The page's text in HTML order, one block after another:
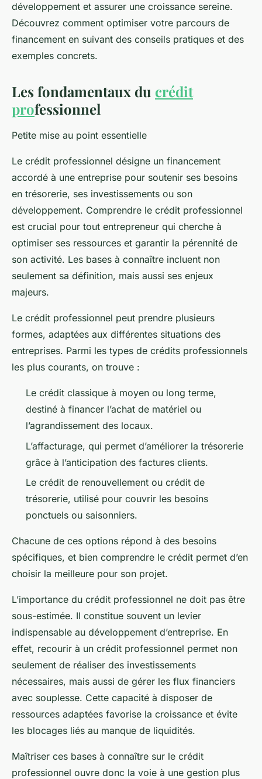
développement et assurer une croissance sereine.
Découvrez comment optimiser votre parcours de
financement en suivant des conseils pratiques et des
exemples concrets.
Les fondamentaux du crédit
professionnel
Petite mise au point essentielle
Le crédit professionnel désigne un financement
accordé à une entreprise pour soutenir ses besoins
en trésorerie, ses investissements ou son
développement. Comprendre le crédit professionnel
est crucial pour tout entrepreneur qui cherche à
optimiser ses ressources et garantir la pérennité de
son activité. Les bases à connaître incluent non
seulement sa définition, mais aussi ses enjeux
majeurs.
Le crédit professionnel peut prendre plusieurs
formes, adaptées aux différentes situations des
entreprises. Parmi les types de crédits professionnels
les plus courants, on trouve :
Le crédit classique à moyen ou long terme,
destiné à financer l’achat de matériel ou
l’agrandissement des locaux.
L’affacturage, qui permet d’améliorer la trésorerie
grâce à l’anticipation des factures clients.
Le crédit de renouvellement ou crédit de
trésorerie, utilisé pour couvrir les besoins
ponctuels ou saisonniers.
Chacune de ces options répond à des besoins
spécifiques, et bien comprendre le crédit permet d’en
choisir la meilleure pour son projet.
L’importance du crédit professionnel ne doit pas être
sous-estimée. Il constitue souvent un levier
indispensable au développement d’entreprise. En
effet, recourir à un crédit professionnel permet non
seulement de réaliser des investissements
nécessaires, mais aussi de gérer les flux financiers
avec souplesse. Cette capacité à disposer de
ressources adaptées favorise la croissance et évite
les blocages liés au manque de liquidités.
Maîtriser ces bases à connaître sur le crédit
professionnel ouvre donc la voie à une gestion plus